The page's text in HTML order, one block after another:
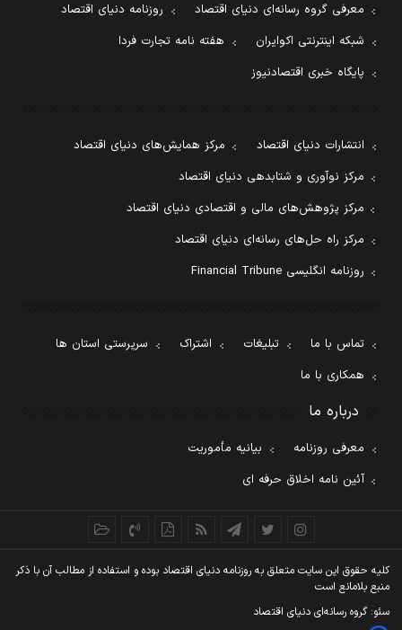
معرفی گروه رسانه‌ای دنیای اقتصاد
روزنامه دنیای اقتصاد
شبکه اینترنتی اکوایران
هفته نامه تجارت فردا
پایگاه خبری اقتصادنیوز
انتشارات دنیای اقتصاد
مرکز همایش‌های دنیای اقتصاد
مرکز نوآوری و شتابدهی دنیای اقتصاد
مرکز پژوهش‌های مالی و اقتصادی دنیای اقتصاد
مرکز راه حل‌های رسانه‌ای دنیای اقتصاد
روزنامه انگلیسی Financial Tribune
تماس با ما تبلیغات اشتراک
سرپرستی استان ها
همکاری با ما
درباره ما
معرفی روزنامه
بیانیه مأموریت
آئین نامه اخلاق حرفه ای
کليه حقوق اين سايت متعلق به روزنامه دنيای اقتصاد بوده و استفاده از مطالب آن با ذکر
منبع بلامانع است
سئو: گروه رسانه‌ای دنیای اقتصاد